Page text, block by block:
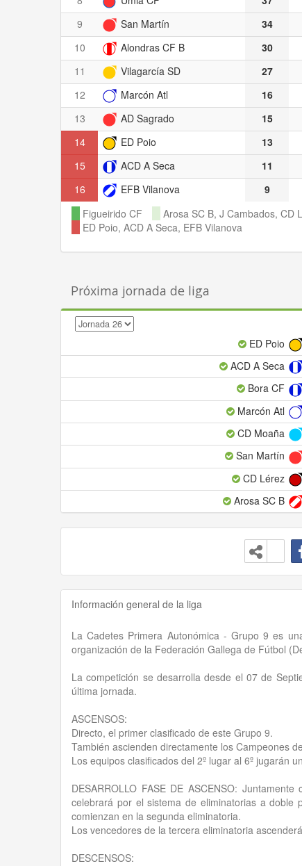
9
San Martín 34
10
Alondras CF B 30
11
Vilagarcía SD 27
12
Marcón Atl 16
13
AD Sagrado 15
14
ED Poio 13
15
ACD A Seca 11
16
EFB Vilanova 9
Figueirido CF
Arosa SC B, J Cambados, CD
ED Poio, ACD A Seca, EFB Vilanova
Próxima jornada de liga
ED Poio
ACD A Seca
Bora CF
Marcón Atl
CD Moaña
San Martín
CD Lérez
Arosa SC B
Información general de la liga
La Cadetes Primera Autonómica - Grupo 9 es
organización de la Federación Gallega de Fútbol
La competición se desarrolla desde el 07 de
última jornada.
ASCENSOS:
Directo, el primer clasificado de este Grupo 9.
También ascienden directamente los Campeones
Los equipos clasificados del 2º lugar al 6º jugarán
DESARROLLO FASE DE ASCENSO:
celebrará por el sistema de eliminatorias a doble
comienzan en la segunda eliminatoria.
Los vencedores de la tercera eliminatoria
DESCENSOS: